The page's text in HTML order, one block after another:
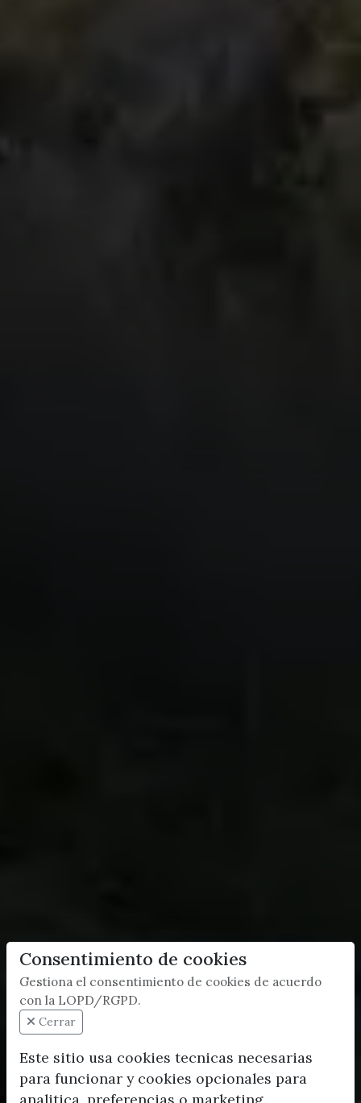
Consentimiento de cookies
Gestiona el consentimiento de cookies de acuerdo
con la LOPD/RGPD.
Cerrar
Este sitio usa cookies tecnicas necesarias
para funcionar y cookies opcionales para